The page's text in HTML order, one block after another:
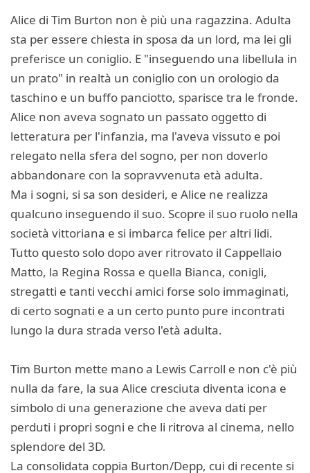
Alice di Tim Burton non è più una ragazzina. Adulta
sta per essere chiesta in sposa da un lord, ma lei gli
preferisce un coniglio. E "inseguendo una libellula in
un prato" in realtà un coniglio con un orologio da
taschino e un buffo panciotto, sparisce tra le fronde.
Alice non aveva sognato un passato oggetto di
letteratura per l'infanzia, ma l'aveva vissuto e poi
relegato nella sfera del sogno, per non doverlo
abbandonare con la sopravvenuta età adulta.
Ma i sogni, si sa son desideri, e Alice ne realizza
qualcuno inseguendo il suo. Scopre il suo ruolo nella
società vittoriana e si imbarca felice per altri lidi.
Tutto questo solo dopo aver ritrovato il Cappellaio
Matto, la Regina Rossa e quella Bianca, conigli,
stregatti e tanti vecchi amici forse solo immaginati,
di certo sognati e a un certo punto pure incontrati
lungo la dura strada verso l'età adulta.
Tim Burton mette mano a Lewis Carroll e non c'è più
nulla da fare, la sua Alice cresciuta diventa icona e
simbolo di una generazione che aveva dati per
perduti i propri sogni e che li ritrova al cinema, nello
splendore del 3D.
La consolidata coppia Burton/Depp, cui di recente si